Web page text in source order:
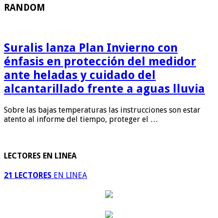
RANDOM
Suralis lanza Plan Invierno con
énfasis en protección del medidor
ante heladas y cuidado del
alcantarillado frente a aguas lluvia
Sobre las bajas temperaturas las instrucciones son estar
atento al informe del tiempo, proteger el …
LECTORES EN LINEA
21 LECTORES EN LINEA